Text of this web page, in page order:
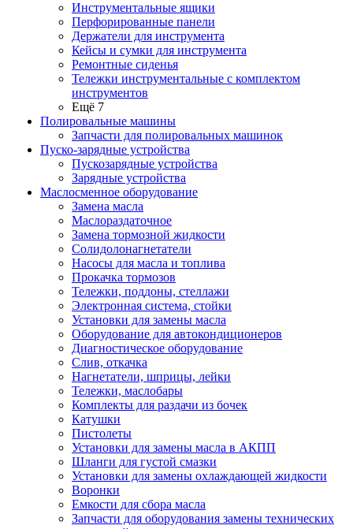
Инструментальные ящики
Перфорированные панели
Держатели для инструмента
Кейсы и сумки для инструмента
Ремонтные сиденья
Тележки инструментальные с комплектом
инструментов
Ещё 7
Полировальные машины
Запчасти для полировальных машинок
Пуско-зарядные устройства
Пускозарядные устройства
Зарядные устройства
Маслосменное оборудование
Замена масла
Маслораздаточное
Замена тормозной жидкости
Солидолонагнетатели
Насосы для масла и топлива
Прокачка тормозов
Тележки, поддоны, стеллажи
Электронная система, стойки
Установки для замены масла
Оборудование для автокондиционеров
Диагностическое оборудование
Слив, откачка
Нагнетатели, шприцы, лейки
Тележки, маслобары
Комплекты для раздачи из бочек
Катушки
Пистолеты
Установки для замены масла в АКПП
Шланги для густой смазки
Установки для замены охлаждающей жидкости
Воронки
Емкости для сбора масла
Запчасти для оборудования замены технических